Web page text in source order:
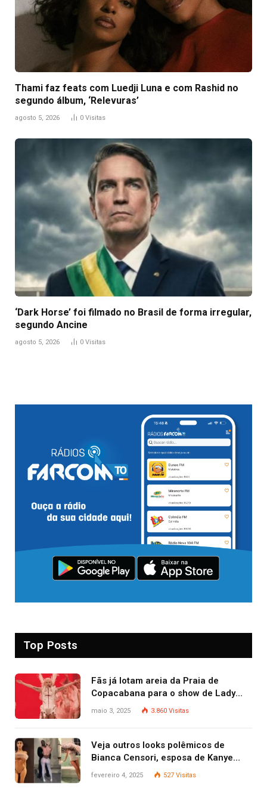
Thami faz feats com Luedji Luna e com Rashid no
segundo álbum, ‘Relevuras’
agosto 5, 2026 0 Visitas
‘Dark Horse’ foi filmado no Brasil de forma irregular,
segundo Ancine
agosto 5, 2026 0 Visitas
Top Posts
Fãs já lotam areia da Praia de
Copacabana para o show de Lady
Gaga
maio 3, 2025 3.860 Visitas
Veja outros looks polêmicos de
Bianca Censori, esposa de Kanye
West que apareceu nua no Grammy
fevereiro 4, 2025 527 Visitas